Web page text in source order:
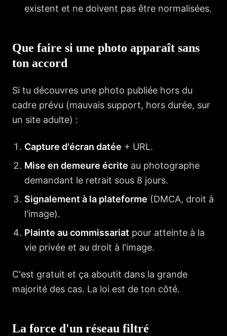
existent et ne doivent pas être normalisées.
Que faire si une photo apparaît sans
ton accord
Si tu découvres une photo publiée hors du
cadre prévu (mauvais support, hors durée, sur
un site adulte) :
Capture d'écran datée + URL.
Mise en demeure écrite au photographe
demandant le retrait sous 8 jours.
Signalement à la plateforme (DMCA, droit à
l'image).
Plainte au commissariat pour atteinte à la
vie privée et au droit à l'image.
C'est gratuit et ça aboutit dans la grande
majorité des cas. La loi est de ton côté.
La force d'un réseau filtré